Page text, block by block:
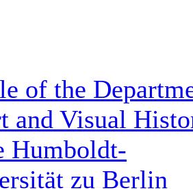
of the
and Visual
Humboldt-
zu Berlin